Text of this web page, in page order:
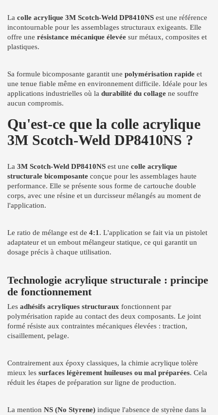
La colle acrylique 3M Scotch-Weld DP8410NS est une référence
incontournable pour les assemblages structuraux exigeants. Elle
offre une résistance mécanique élevée sur métaux, composites et
plastiques.
Sa formule bicomposante garantit une polymérisation rapide et
une tenue fiable même en environnement difficile. Idéale pour les
applications industrielles où la durabilité du collage ne souffre
aucun compromis.
Qu'est-ce que la colle acrylique
3M Scotch-Weld DP8410NS ?
La 3M Scotch-Weld DP8410NS est une colle acrylique
structurale bicomposante conçue pour les assemblages haute
performance. Elle se présente sous forme de cartouche double
corps, avec une résine et un durcisseur mélangés au moment de
l'application.
Le ratio de mélange est de 4:1. L'application se fait via un pistolet
adaptateur et un embout mélangeur statique, ce qui garantit un
dosage précis à chaque utilisation.
Technologie acrylique structurale : principe
de fonctionnement
Les adhésifs acryliques structuraux fonctionnent par
polymérisation rapide au contact des deux composants. Le joint
formé résiste aux contraintes mécaniques élevées : traction,
cisaillement, pelage.
Contrairement aux époxy classiques, la chimie acrylique tolère
mieux les surfaces légèrement huileuses ou mal préparées. Cela
réduit les étapes de préparation sur ligne de production.
La mention NS (No Styrene) indique l'absence de styrène dans la